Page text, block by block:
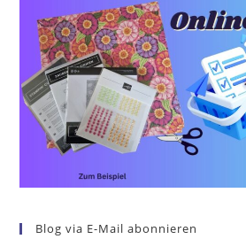
Blog via E-Mail abonnieren